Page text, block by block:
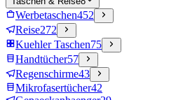
Werbetaschen452
Reise272
Kuehler Taschen75
Handtücher57
Regenschirme43
Mikrofasertücher42